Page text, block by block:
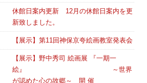
休館日案内更新 12月の休館日案内を更
新致しました。
【展示】第11回神保京夸絵画教室発表会
【展示】野中秀司 絵画展 『一期一
絵』 ～世界
が認めた心の故郷～ 開 催